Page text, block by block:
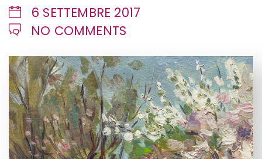
6 SETTEMBRE 2017
NO COMMENTS